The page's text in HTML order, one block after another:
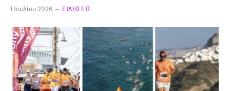
1 Ιουλίου 2026 ΕΙΔΉΣΕΙΣ